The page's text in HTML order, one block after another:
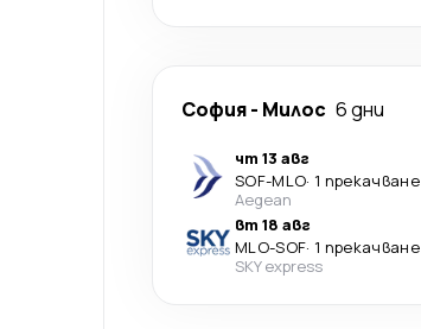
София- Милос 6 дни
чт 13 авг
SOF-MLO· 1 прекачване
Aegean
вт 18 авг
MLO-SOF· 1 прекачване
SKY express